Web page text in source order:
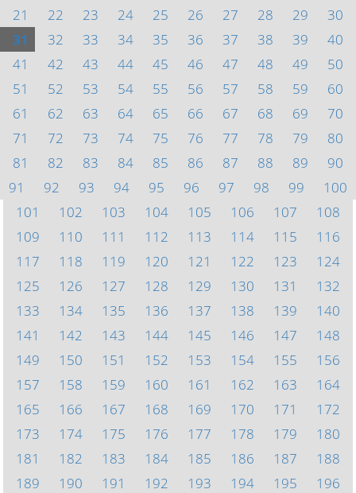
21
22 23 24 25 26 27 28 29
30
31
32 33 34 35 36 37 38 39
40
41
42 43 44 45 46 47 48 49
50
51
52 53 54 55 56 57 58 59
60
61
62 63 64 65 66 67 68 69
70
71
72 73 74 75 76 77 78 79
80
81
82 83 84 85 86 87 88 89
90
91
92 93 94 95 96 97 98 99
100
101
102 103 104 105 106 107
108
109
110 111 112 113 114 115
116
117
118 119 120 121 122 123
124
125
126 127 128 129 130 131
132
133
134 135 136 137 138 139
140
141
142 143 144 145 146 147
148
149
150 151 152 153 154 155
156
157
158 159 160 161 162 163
164
165
166 167 168 169 170 171
172
173
174 175 176 177 178 179
180
181
182 183 184 185 186 187
188
189
190 191 192 193 194 195
196